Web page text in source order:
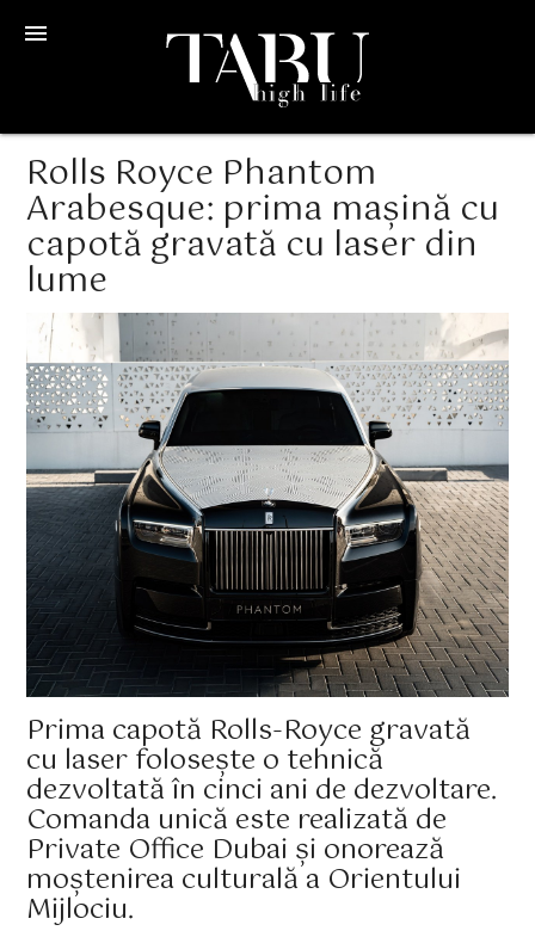
menu
Rolls Royce Phantom
Arabesque: prima mașină cu
capotă gravată cu laser din
lume
Prima capotă Rolls-Royce gravată
cu laser folosește o tehnică
dezvoltată în cinci ani de dezvoltare.
Comanda unică este realizată de
Private Office Dubai și onorează
moștenirea culturală a Orientului
Mijlociu.